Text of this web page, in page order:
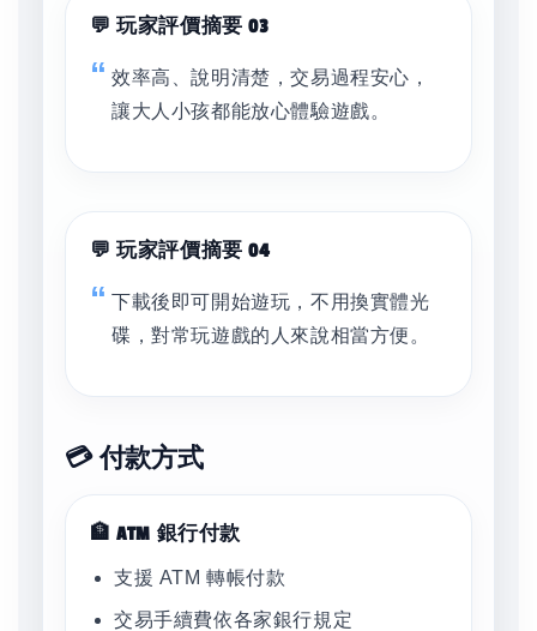
💬 玩家評價摘要 03
效率高、說明清楚，交易過程安心，
讓大人小孩都能放心體驗遊戲。
💬 玩家評價摘要 04
下載後即可開始遊玩，不用換實體光
碟，對常玩遊戲的人來說相當方便。
💳 付款方式
🏦 ATM 銀行付款
支援 ATM 轉帳付款
交易手續費依各家銀行規定